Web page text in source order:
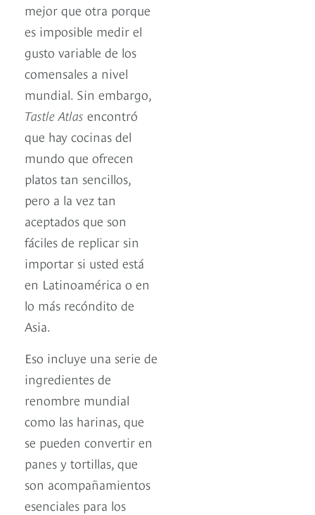
mejor que otra porque
es imposible medir el
gusto variable de los
comensales a nivel
mundial. Sin embargo,
Tastle Atlas encontró
que hay cocinas del
mundo que ofrecen
platos tan sencillos,
pero a la vez tan
aceptados que son
fáciles de replicar sin
importar si usted está
en Latinoamérica o en
lo más recóndito de
Asia.
Eso incluye una serie de
ingredientes de
renombre mundial
como las harinas, que
se pueden convertir en
panes y tortillas, que
son acompañamientos
esenciales para los